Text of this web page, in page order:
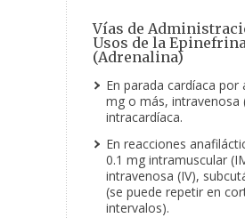
Vías de
Usos de la
(Adrenalina)
En parada cardíaca por
mg o más, intravenosa
intracardíaca.
En reacciones
0.1 mg intramuscular
intravenosa (IV),
(se puede repetir en
intervalos).